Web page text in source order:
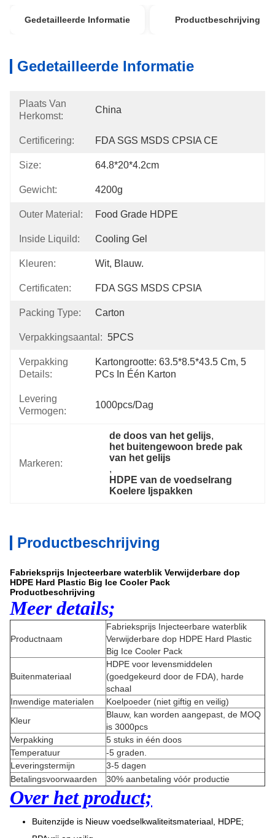
Gedetailleerde Informatie Productbeschrijving
Gedetailleerde Informatie
Plaats Van
Herkomst:
China
Certificering: FDA SGS MSDS CPSIA CE
Size: 64.8*20*4.2cm
Gewicht: 4200g
Outer Material: Food Grade HDPE
Inside Liquild: Cooling Gel
Kleuren: Wit, Blauw.
Certificaten: FDA SGS MSDS CPSIA
Packing Type: Carton
Verpakkingsaantal: 5PCS
Verpakking
Details:
Kartongrootte: 63.5*8.5*43.5 Cm, 5
PCs In Één Karton
Levering
Vermogen:
1000pcs/dag
Markeren:
de doos van het gelijs,
het buitengewoon brede pak
van het gelijs
,
HDPE van de voedselrang
Koelere Ijspakken
Productbeschrijving
Fabrieksprijs Injecteerbare waterblik Verwijderbare dop
HDPE Hard Plastic Big Ice Cooler Pack
Productbeschrijving
Meer details;
Productnaam
Fabrieksprijs Injecteerbare waterblik
Verwijderbare dop HDPE Hard Plastic
Big Ice Cooler Pack
Buitenmateriaal
HDPE voor levensmiddelen
(goedgekeurd door de FDA), harde
schaal
Inwendige materialen
Koelpoeder (niet giftig en veilig)
Kleur
Blauw, kan worden aangepast, de MOQ
is 3000pcs
Verpakking
5 stuks in één doos
Temperatuur
-5 graden.
Leveringstermijn
3-5 dagen
Betalingsvoorwaarden
30% aanbetaling vóór productie
Over het product;
Buitenzijde is Nieuw voedselkwaliteitsmateriaal, HDPE;